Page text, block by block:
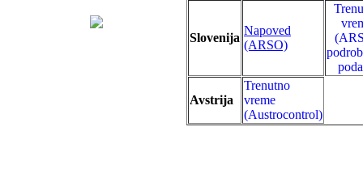
Slovenija
Napoved
(ARSO)
Avstrija
Trenutno
vreme
(Austrocontrol)